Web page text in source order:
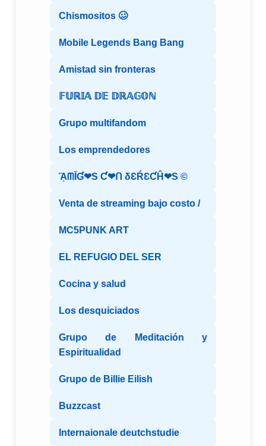
Chismositos 🥴
Mobile Legends Bang Bang
Amistad sin fronteras
𝔽𝕌ℝ𝕀𝔸 𝔻𝔼 𝔻ℝ𝔸𝔾𝕆ℕ
Grupo multifandom
Los emprendedores
ᾋᗰĪƓ❤S Ƈ❤ᑎ δƐŔƐƇĤ❤S ©️
Venta de streaming bajo costo /
MC5PUNK ART
EL REFUGIO DEL SER
Cocina y salud
Los desquiciados
Grupo de Meditación y
Espiritualidad
Grupo de Billie Eilish
Buzzcast
Internaionale deutchstudie